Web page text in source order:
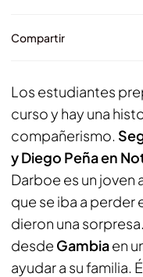
Compartir
Los estudiantes
curso y hay una
compañerismo.
y Diego Peña en
Darboe es un joven
que se iba a perder
dieron una sorpresa.
desde Gambiaen
ayudar a su familia.